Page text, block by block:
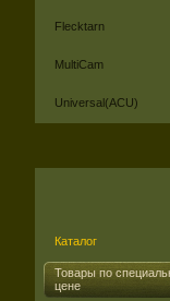
Flecktarn
MultiCam
Universal(ACU)
Каталог
Товары по
цене